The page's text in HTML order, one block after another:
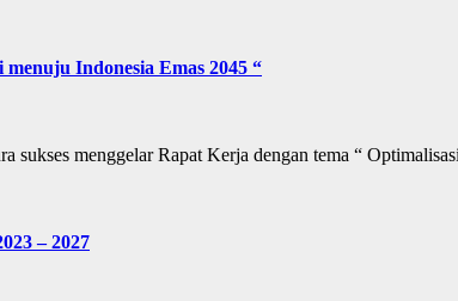
Indonesia Emas 2045 “
menggelar Rapat Kerja dengan tema “
– 2027